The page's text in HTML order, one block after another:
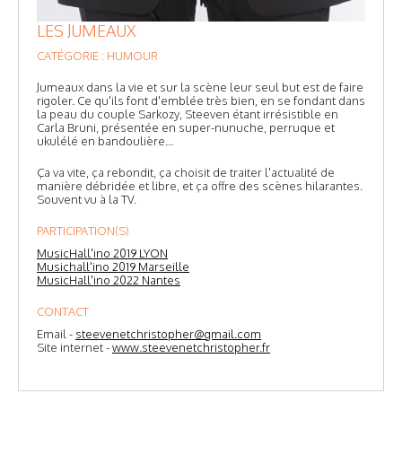
LES JUMEAUX
CATÉGORIE : HUMOUR
Jumeaux dans la vie et sur la scène leur seul but est de faire
rigoler. Ce qu'ils font d'emblée très bien, en se fondant dans
la peau du couple Sarkozy, Steeven étant irrésistible en
Carla Bruni, présentée en super-nunuche, perruque et
ukulélé en bandoulière...
Ça va vite, ça rebondit, ça choisit de traiter l'actualité de
manière débridée et libre, et ça offre des scènes hilarantes.
Souvent vu à la TV.
PARTICIPATION(S)
MusicHall'ino 2019 LYON
Musichall'ino 2019 Marseille
MusicHall'ino 2022 Nantes
CONTACT
Email - steevenetchristopher@gmail.com
Site internet -www.steevenetchristopher.fr